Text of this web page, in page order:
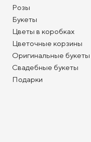
Розы
Букеты
Цветы в коробках
Цветочные корзины
Оригинальные букеты
Свадебные букеты
Подарки